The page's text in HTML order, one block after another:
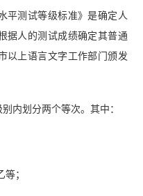
平测试等级标准》是确定人
据人的测试成绩确定其普通
以上语言文字工作部门颁发
内划分两个等次。其中：
；